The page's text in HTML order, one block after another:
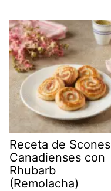
Receta de Scones
Canadienses con
Rhubarb
(Remolacha)